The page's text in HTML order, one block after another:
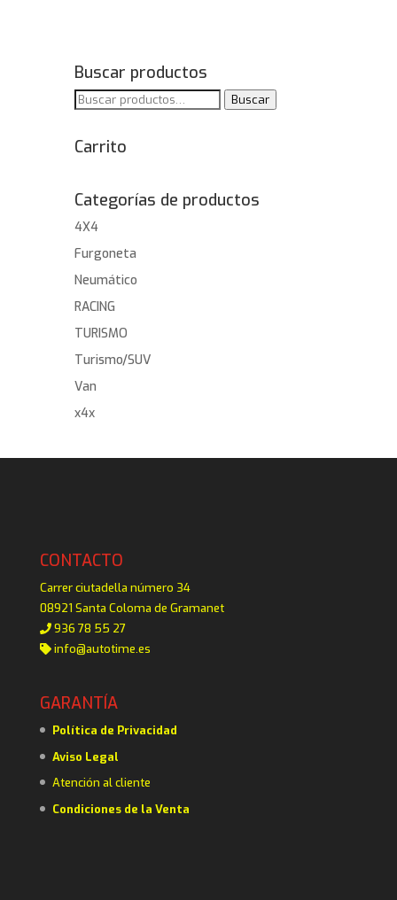
Buscar productos
Buscar
Buscar
Carrito
Categorías de productos
4X4
Furgoneta
Neumático
RACING
TURISMO
Turismo/SUV
Van
x4x
CONTACTO
Carrer ciutadella número 34
08921 Santa Coloma de Gramanet
936 78 55 27
info@autotime.es
GARANTÍA
Política de Privacidad
Aviso Legal
Atención al cliente
Condiciones de la Venta